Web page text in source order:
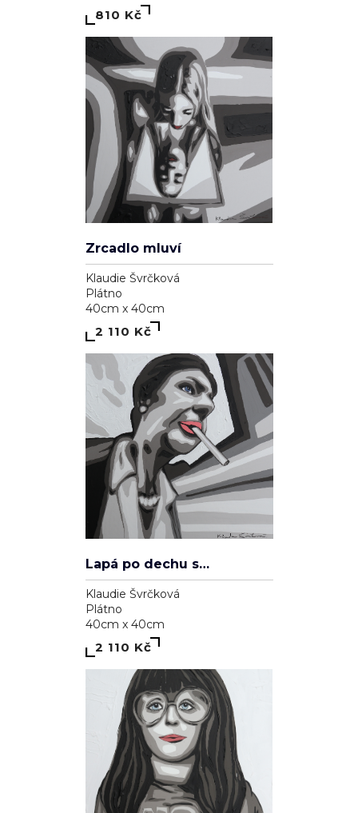
810 Kč
Zrcadlo mluví
Klaudie Švrčková
Plátno
40cm x 40cm
2 110 Kč
Klaudie Švrčková
Plátno
40cm x 40cm
2 110 Kč